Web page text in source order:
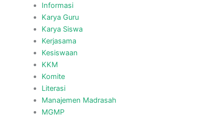
Informasi
Karya Guru
Karya Siswa
Kerjasama
Kesiswaan
KKM
Komite
Literasi
Manajemen Madrasah
MGMP